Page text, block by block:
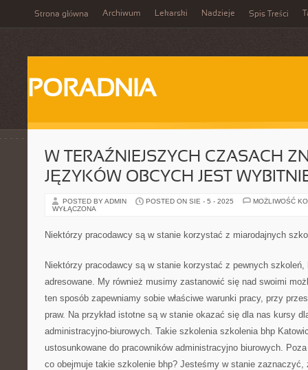
Strona główna Archiwum Lekarski Nadzieje Spis Treści
PORADNIA
W TERAŹNIEJSZYCH CZASACH
JĘZYKÓW OBCYCH JEST
POSTED BY ADMIN POSTED ON SIE - 5 - 2025
MOŻLIWOŚĆ
WYŁĄCZONA
Niektórzy pracodawcy są w stanie korzystać z miarodajnych
Niektórzy pracodawcy są w stanie korzystać z pewnych szkoleń,
adresowane. My również musimy zastanowić się nad swoimi
ten sposób zapewniamy sobie właściwe warunki pracy, przy
praw. Na przykład istotne są w stanie okazać się dla nas kursy
administracyjno-biurowych. Takie szkolenia szkolenia bhp
ustosunkowane do pracowników administracyjno biurowych.
co obejmuje takie szkolenie bhp? Jesteśmy w stanie zaznaczyć,